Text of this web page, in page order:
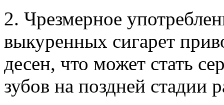
2. Чрезмерное
выкуренных сигарет
десен, что может стать
зубов на поздней стадии